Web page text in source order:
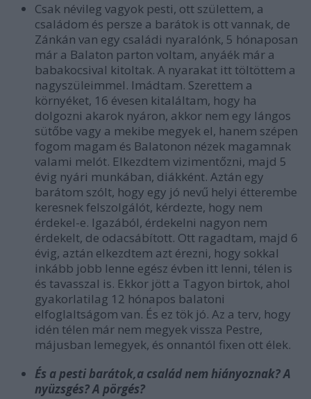
Csak névileg vagyok pesti, ott születtem, a
családom és persze a barátok is ott vannak, de
Zánkán van egy családi nyaralónk, 5 hónaposan
már a Balaton parton voltam, anyáék már a
babakocsival kitoltak. A nyarakat itt töltöttem a
nagyszüleimmel. Imádtam. Szerettem a
környéket, 16 évesen kitaláltam, hogy ha
dolgozni akarok nyáron, akkor nem egy lángos
sütőbe vagy a mekibe megyek el, hanem szépen
fogom magam és Balatonon nézek magamnak
valami melót. Elkezdtem vizimentőzni, majd 5
évig nyári munkában, diákként. Aztán egy
barátom szólt, hogy egy jó nevű helyi étterembe
keresnek felszolgálót, kérdezte, hogy nem
érdekel-e. Igazából, érdekelni nagyon nem
érdekelt, de odacsábított. Ott ragadtam, majd 6
évig, aztán elkezdtem azt érezni, hogy sokkal
inkább jobb lenne egész évben itt lenni, télen is
és tavasszal is. Ekkor jött a Tagyon birtok, ahol
gyakorlatilag 12 hónapos balatoni
elfoglaltságom van. És ez tök jó. Az a terv, hogy
idén télen már nem megyek vissza Pestre,
májusban lemegyek, és onnantól fixen ott élek.
És a pesti barátok,a család nem hiányoznak? A
nyüzsgés? A pörgés?